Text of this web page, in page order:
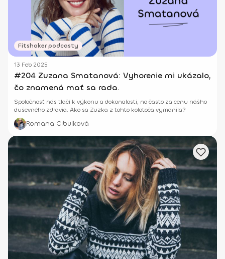
Fitshaker podcasty
13 Feb 2025
#204 Zuzana Smatanová: Vyhorenie mi ukázalo,
čo znamená mať sa rada.
Spoločnosť nás tlačí k výkonu a dokonalosti, no často za cenu nášho
duševného zdravia. Ako sa Zuzka z tohto kolotoča vymanila?
Romana Cibulková